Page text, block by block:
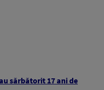
sărbătorit 17 ani de